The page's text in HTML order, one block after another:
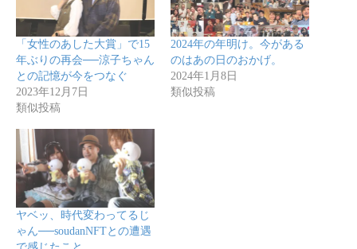
「女性のあした大賞」で15
年ぶりの再会──涼子ちゃん
との記憶が今をつなぐ
2023年12月7日
類似投稿
2024年の年明け。今がある
のはあの日のおかげ。
2024年1月8日
類似投稿
ヤベッ、時代変わってるじ
ゃん──soudanNFTとの遭遇